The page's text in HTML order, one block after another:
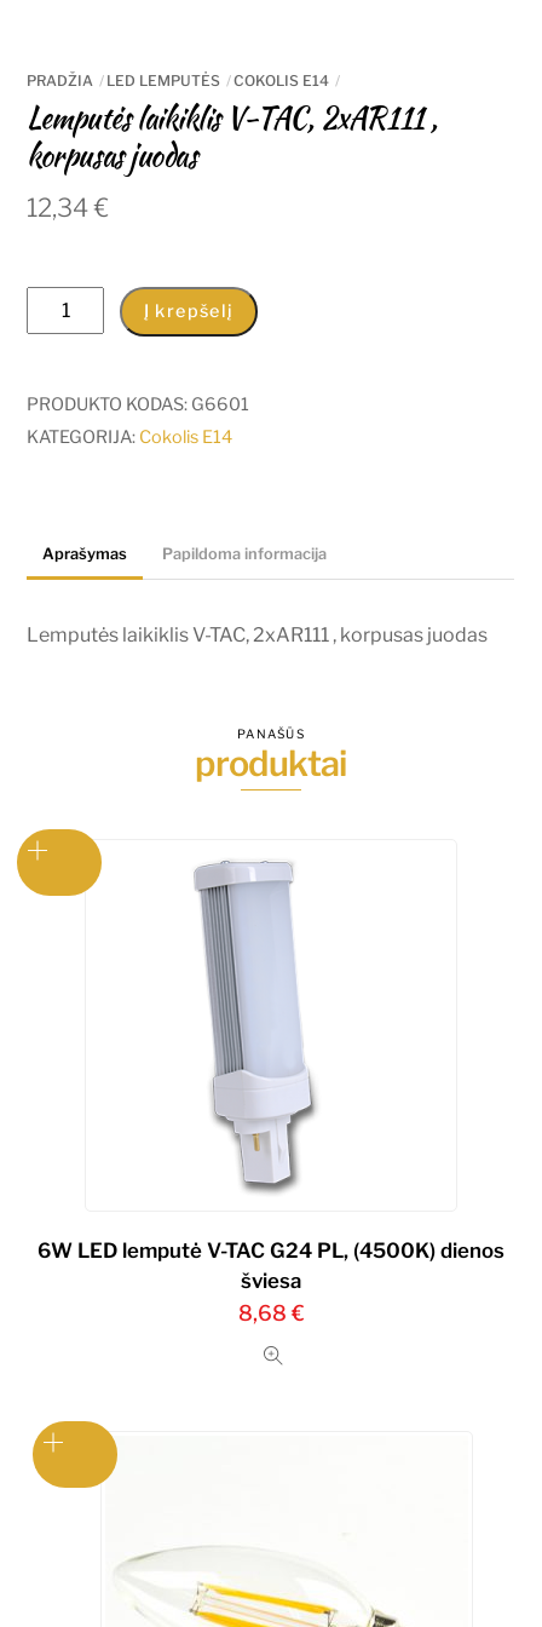
PRADŽIA LED LEMPUTĖS COKOLIS E14
Lemputės laikiklis V-TAC, 2xAR111 ,
korpusas juodas
12,34€
produkto
kiekis:
laikiklis
V-
korpusas
Į krepšelį
PRODUKTO KODAS: G6601
KATEGORIJA: Cokolis E14
Aprašymas Papildoma informacija
Lemputės laikiklis V-TAC, 2xAR111 , korpusas juodas
PANAŠŪS
produktai
6W LED lemputė V-TAC G24 PL, (4500K) dienos
šviesa
8,68 €